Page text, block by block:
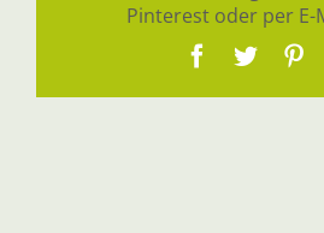
Pinterest oder per E-
Facebook
Twitter